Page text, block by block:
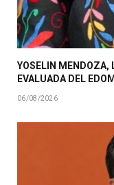
YOSELIN MENDOZA,
EVALUADA DEL
06/08/2026